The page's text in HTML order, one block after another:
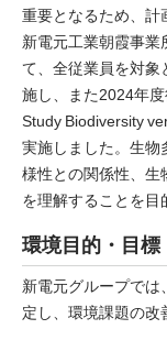
重要となるため、計
新電元工業朝霞事
て、全従業員を対象
施し、また2024年
Study Biodiversity
実施しました。生物
様性との関係性、生
を理解することを目
環境目的・目標
新電元グループで
定し、環境課題の改